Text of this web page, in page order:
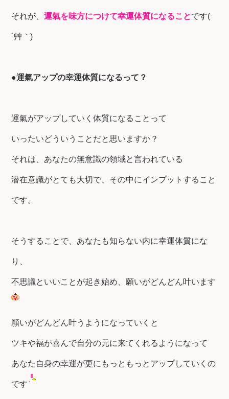
それが、運氣を味方につけて幸運体質になることです(
´艸｀)
●運氣アップの幸運体質になるって？
運氣がアップしていく体質になることって
いったいどういうことだと思いますか？
それは、あなたの無意識の領域と言われている
潜在意識がとても大切で、その中にインプットすること
です。
そうすることで、あなたも知らない内に幸運体質にな
り、
不思議といいことが起き始め、願いがどんどん叶います
願いがどんどん叶うようになっていくと
ツキや福が喜んで自分の元に来てくれるようになって
あなた自身の幸運が更にもっともっとアップしていくの
です